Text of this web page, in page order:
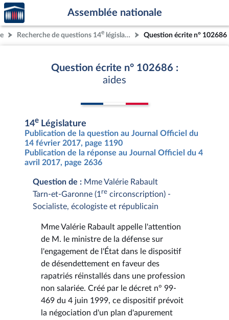
Aller au contenu
Aller en bas de la page
Accèder
à la
page
d'accueil
Assemblée nationale
Recherche de questions 14e législature Question écrite n° 102686
Question écrite n° 102686 :
aides
14e Législature
Publication de la question au Journal Officiel du
14 février 2017, page 1190
Publication de la réponse au Journal Officiel du 4
avril 2017, page 2636
Question de : Mme Valérie Rabault
Tarn-et-Garonne (1 re circonscription) -
Socialiste, écologiste et républicain
Mme Valérie Rabault appelle l'attention
de M. le ministre de la défense sur
l'engagement de l'État dans le dispositif
de désendettement en faveur des
rapatriés réinstallés dans une profession
non salariée. Créé par le décret n° 99-
469 du 4 juin 1999, ce dispositif prévoit
la négociation d'un plan d'apurement